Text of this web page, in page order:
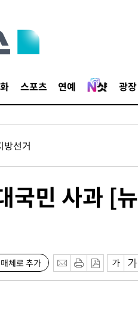
스포츠 연예 광장
방선거
국민 사과 [뉴
체로 추가